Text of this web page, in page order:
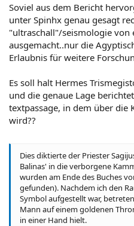
Soviel aus dem Bericht
unter Spinhx genau gesagt
"ultraschall"/seismologie von
ausgemacht..nur die
Erlaubnis für weitere
Es soll halt Hermes
und die genaue Lage
textpassage, in dem über die
wird??
Dies diktierte der Priester
Balinas' in die verborgene
wurden am Ende des Buches
gefunden). Nachdem ich den
Symbol aufgestellt war,
Mann auf einem goldenen
in einer Hand hielt.